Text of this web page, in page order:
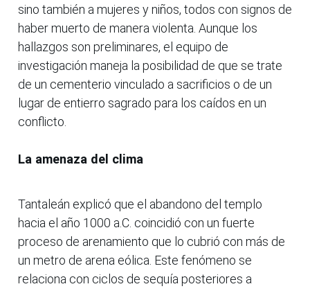
sino también a mujeres y niños, todos con signos de
haber muerto de manera violenta. Aunque los
hallazgos son preliminares, el equipo de
investigación maneja la posibilidad de que se trate
de un cementerio vinculado a sacrificios o de un
lugar de entierro sagrado para los caídos en un
conflicto.
La amenaza del clima
Tantaleán explicó que el abandono del templo
hacia el año 1000 a.C. coincidió con un fuerte
proceso de arenamiento que lo cubrió con más de
un metro de arena eólica. Este fenómeno se
relaciona con ciclos de sequía posteriores a